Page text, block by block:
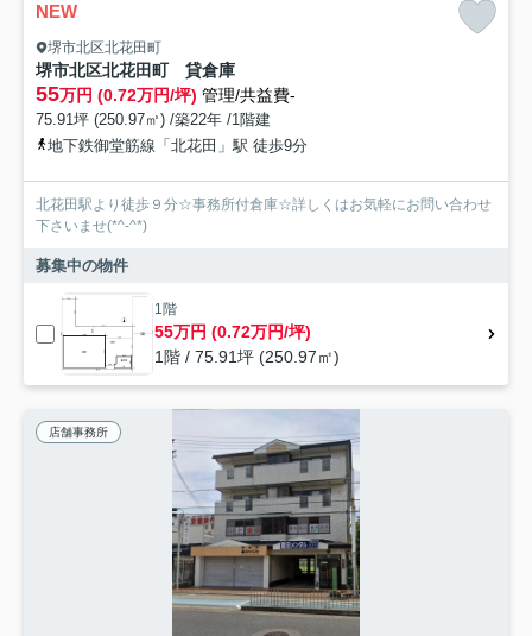
NEW
堺市北区北花田町
堺市北区北花田町 貸倉庫
55万円 (0.72万円/坪) 管理/共益費-
75.91坪 (250.97㎡) /築22年 /1階建
地下鉄御堂筋線「北花田」駅 徒歩9分
北花田駅より徒歩９分☆事務所付倉庫☆詳しくはお気軽にお問い合わせ
下さいませ(*^-^*)
募集中の物件
1階
55万円 (0.72万円/坪)
1階 / 75.91坪 (250.97㎡)
店舗事務所